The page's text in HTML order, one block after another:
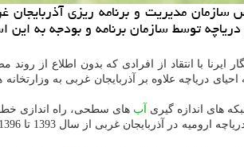
توسط سازمان برنامه و بودجه به این
با انتقاد از افرادی كه بدون اطلاع از روند
دریاچه علاوه بر آذربایجان غربی به
های اندازه گیری آب های سطحی، راه اندازی